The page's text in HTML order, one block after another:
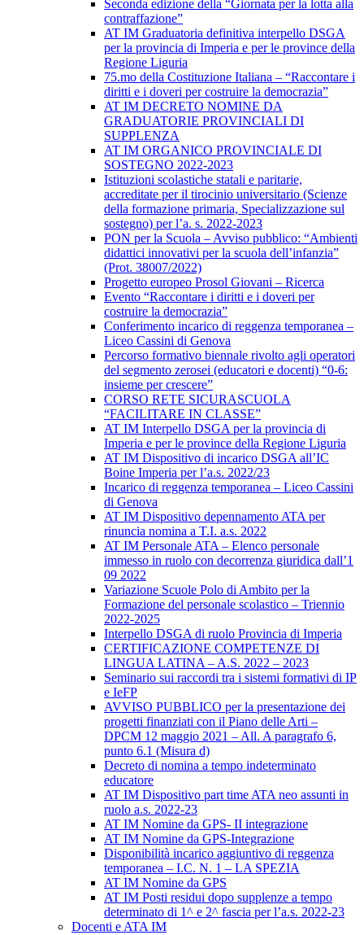
Seconda edizione della “Giornata per la lotta alla
contraffazione”
AT IM Graduatoria definitiva interpello DSGA
per la provincia di Imperia e per le province della
Regione Liguria
75.mo della Costituzione Italiana – “Raccontare i
diritti e i doveri per costruire la democrazia”
AT IM DECRETO NOMINE DA
GRADUATORIE PROVINCIALI DI
SUPPLENZA
AT IM ORGANICO PROVINCIALE DI
SOSTEGNO 2022-2023
Istituzioni scolastiche statali e paritarie,
accreditate per il tirocinio universitario (Scienze
della formazione primaria, Specializzazione sul
sostegno) per l’a. s. 2022-2023
PON per la Scuola – Avviso pubblico: “Ambienti
didattici innovativi per la scuola dell’infanzia”
(Prot. 38007/2022)
Progetto europeo Prosol Giovani – Ricerca
Evento “Raccontare i diritti e i doveri per
costruire la democrazia”
Conferimento incarico di reggenza temporanea –
Liceo Cassini di Genova
Percorso formativo biennale rivolto agli operatori
del segmento zerosei (educatori e docenti) “0-6:
insieme per crescere”
CORSO RETE SICURASCUOLA
“FACILITARE IN CLASSE”
AT IM Interpello DSGA per la provincia di
Imperia e per le province della Regione Liguria
AT IM Dispositivo di incarico DSGA all’IC
Boine Imperia per l’a.s. 2022/23
Incarico di reggenza temporanea – Liceo Cassini
di Genova
AT IM Dispositivo depennamento ATA per
rinuncia nomina a T.I. a.s. 2022
AT IM Personale ATA – Elenco personale
immesso in ruolo con decorrenza giuridica dall’1
09 2022
Variazione Scuole Polo di Ambito per la
Formazione del personale scolastico – Triennio
2022-2025
Interpello DSGA di ruolo Provincia di Imperia
CERTIFICAZIONE COMPETENZE DI
LINGUA LATINA – A.S. 2022 – 2023
Seminario sui raccordi tra i sistemi formativi di IP
e IeFP
AVVISO PUBBLICO per la presentazione dei
progetti finanziati con il Piano delle Arti –
DPCM 12 maggio 2021 – All. A paragrafo 6,
punto 6.1 (Misura d)
Decreto di nomina a tempo indeterminato
educatore
AT IM Dispositivo part time ATA neo assunti in
ruolo a.s. 2022-23
AT IM Nomine da GPS- II integrazione
AT IM Nomine da GPS-Integrazione
Disponibilità incarico aggiuntivo di reggenza
temporanea – I.C. N. 1 – LA SPEZIA
AT IM Nomine da GPS
AT IM Posti residui dopo supplenze a tempo
determinato di 1^ e 2^ fascia per l’a.s. 2022-23
Docenti e ATA IM